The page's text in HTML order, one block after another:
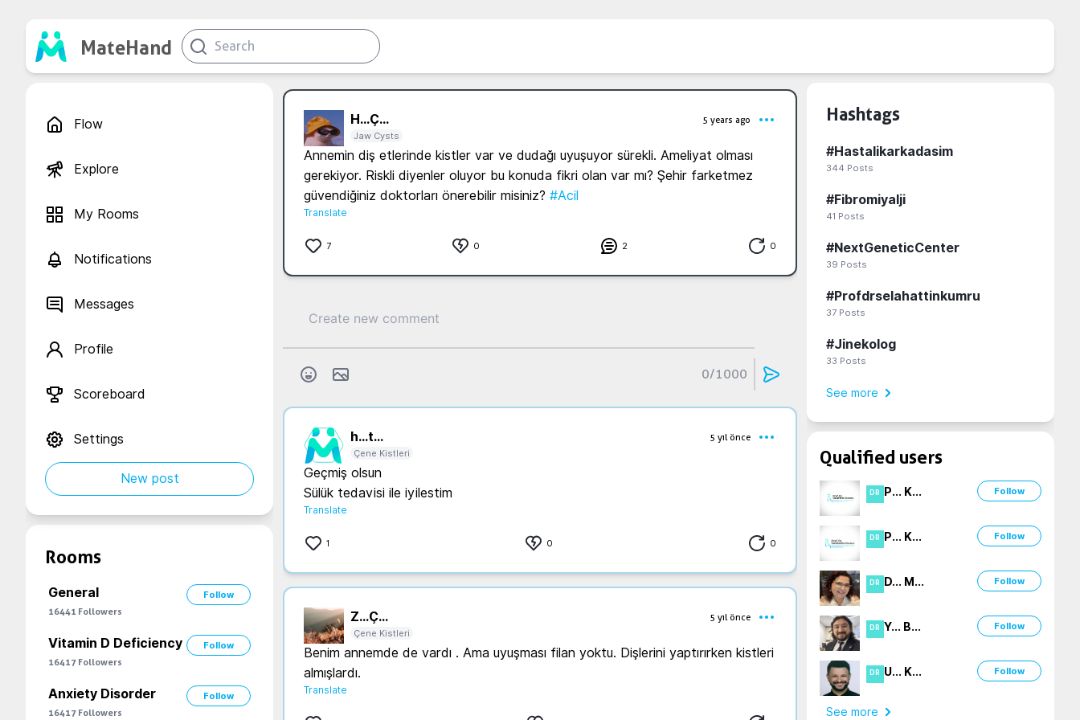
MateHand
Flow
Explore
My Rooms
Notifications
Messages
Profile
Scoreboard
Settings
New post
Rooms
General
Follow
16441 Followers
Vitamin D Deficiency
Follow
16417 Followers
Anxiety Disorder
Follow
16417 Followers
H...Ç...
5 years ago
Jaw Cysts
Annemin diş etlerinde kistler var ve dudağı uyuşuyor sürekli. Ameliyat olması
gerekiyor. Riskli diyenler oluyor bu konuda fikri olan var mı? Şehir farketmez
güvendiğiniz doktorları önerebilir misiniz? #Acil
Translate
7 0 2 0
0/1000
h...t...
5 yıl önce
Çene Kistleri
Geçmiş olsun
Sülük tedavisi ile iyilestim
Translate
1 0 0
Z...Ç...
5 yıl önce
Çene Kistleri
Benim annemde de vardı . Ama uyuşması filan yoktu. Dişlerini yaptırırken kistleri
almışlardı.
Translate
Hashtags
#Hastalikarkadasim
344 Posts
#Fibromiyalji
41 Posts
#NextGeneticCenter
39 Posts
#Profdrselahattinkumru
37 Posts
#Jinekolog
33 Posts
See more
Qualified users
DR P... K... Follow
DR P... K... Follow
DR D... M... Follow
DR Y... B... Follow
DR U... K... Follow
See more